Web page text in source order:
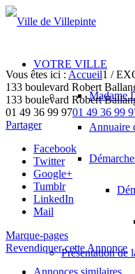
VOTRE VILLE
Madame
Annuaire
Présentation de
Vous êtes ici : Accueil1 /
133 boulevard Robert
133 boulevard Robert
01 49 36 99 9701 49 36 99
Partager
Facebook
Twitter
Google+
Tumblr
LinkedIn
Mail
Marque-pages
Revendiquer cette Annonce
Annonces similaires